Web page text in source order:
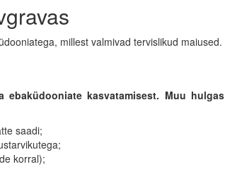
millest valmivad tervislikud maiused.
kasvatamisest. Muu hulgas
saadi;
korral);